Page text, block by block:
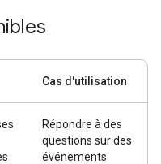
Cas d'utilisation
Répondre à des
questions sur des
événements